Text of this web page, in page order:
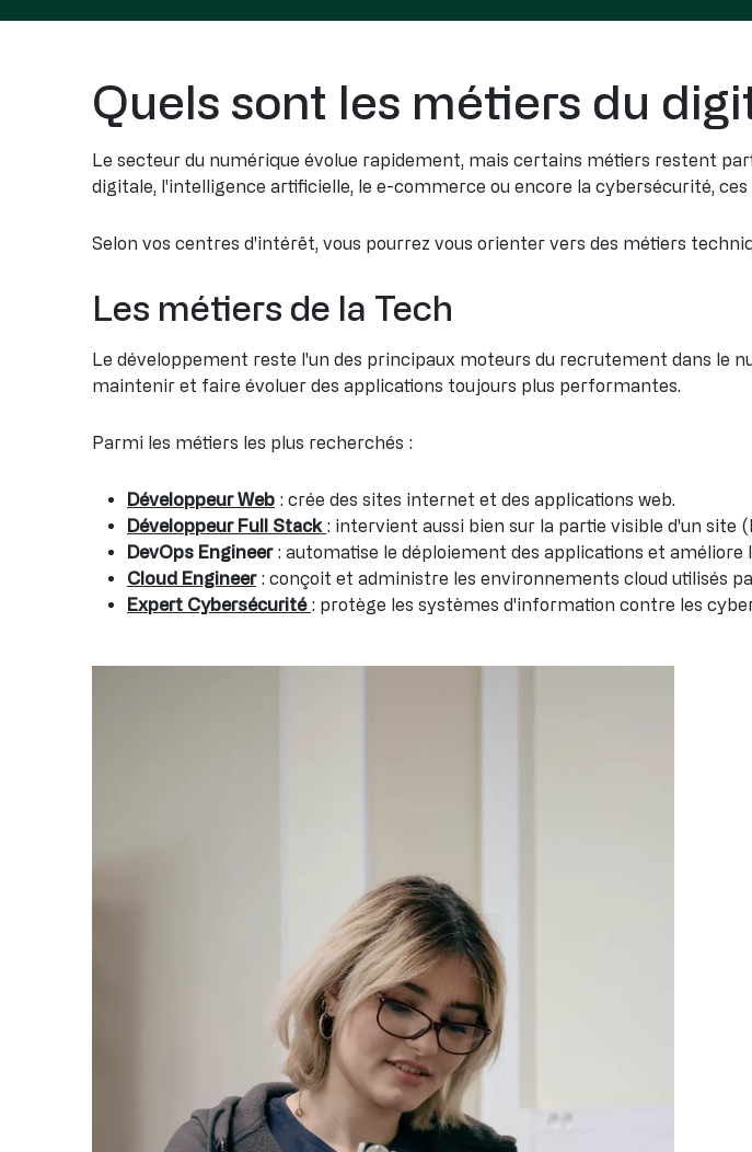
Quels sont les métiers du
Le secteur du numérique évolue rapidement, mais certains métiers restent
digitale, l'intelligence artificielle, le e-commerce ou encore la cybersécurité,
Selon vos centres d'intérêt, vous pourrez vous orienter vers des métiers
Les métiers de la Tech
Le développement reste l'un des principaux moteurs du recrutement dans le
maintenir et faire évoluer des applications toujours plus performantes.
Parmi les métiers les plus recherchés :
Développeur Web : crée des sites internet et des applications web.
Développeur Full Stack : intervient aussi bien sur la partie visible d'un
DevOps Engineer: automatise le déploiement des applications et
Cloud Engineer: conçoit et administre les environnements cloud utilisés
Expert Cybersécurité : protège les systèmes d'information contre les